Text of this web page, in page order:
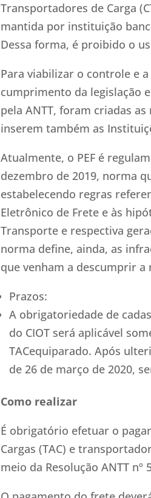
Transportadores de Carga
mantida por instituição
Dessa forma, é proibido o
Para viabilizar o controle e
cumprimento da legislação
pela ANTT, foram criadas
inserem também as
Atualmente, o PEF é
dezembro de 2019, norma
estabelecendo regras
Eletrônico de Frete e às
Transporte e respectiva
norma define, ainda, as
que venham a descumprir a
Prazos:
A obrigatoriedade de
do CIOT será aplicável
TACequiparado. Após
de 26 de março de 2020,
Como realizar
É obrigatório efetuar o
Cargas (TAC) e
meio da Resolução ANTT nº